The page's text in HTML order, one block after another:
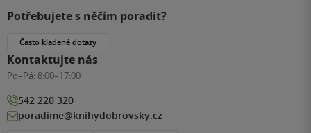
Potřebujete s něčím poradit?
Často kladené dotazy
Kontaktujte nás
Po–Pá: 8:00–17:00
542 220 320
poradime@knihydobrovsky.cz